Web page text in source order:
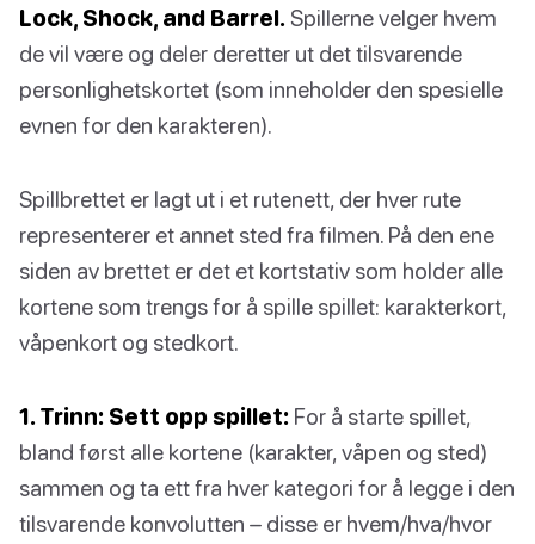
Lock, Shock, and Barrel. Spillerne velger hvem
de vil være og deler deretter ut det tilsvarende
personlighetskortet (som inneholder den spesielle
evnen for den karakteren).
Spillbrettet er lagt ut i et rutenett, der hver rute
representerer et annet sted fra filmen. På den ene
siden av brettet er det et kortstativ som holder alle
kortene som trengs for å spille spillet: karakterkort,
våpenkort og stedkort.
1. Trinn: Sett opp spillet: For å starte spillet,
bland først alle kortene (karakter, våpen og sted)
sammen og ta ett fra hver kategori for å legge i den
tilsvarende konvolutten – disse er hvem/hva/hvor